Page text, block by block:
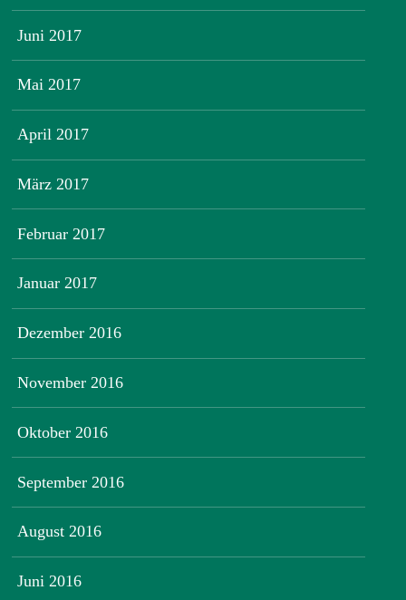
Juni 2017
Mai 2017
April 2017
März 2017
Februar 2017
Januar 2017
Dezember 2016
November 2016
Oktober 2016
September 2016
August 2016
Juni 2016